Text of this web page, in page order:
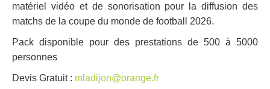
matériel vidéo et de sonorisation pour la diffusion des
matchs de la coupe du monde de football 2026.
Pack disponible pour des prestations de 500 à 5000
personnes
Devis Gratuit : mladijon@orange.fr